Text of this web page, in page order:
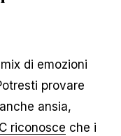
di emozioni
provare
ansia,
riconosce che i